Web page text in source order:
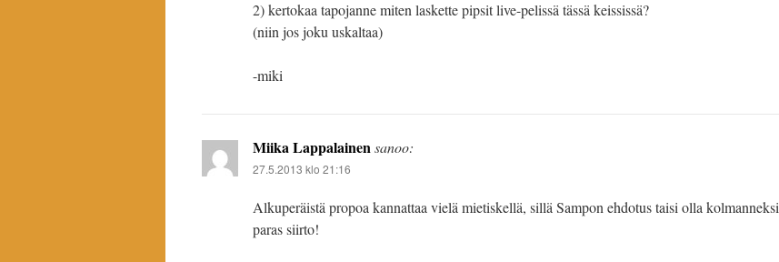
2) kertokaa tapojanne miten laskette pipsit live-pelissä tässä keississä?
(niin jos joku uskaltaa)
-miki
Miika Lappalainensanoo:
27.5.2013 klo 21:16
Alkuperäistä propoa kannattaa vielä mietiskellä, sillä Sampon ehdotus taisi olla kolmanneksi
paras siirto!